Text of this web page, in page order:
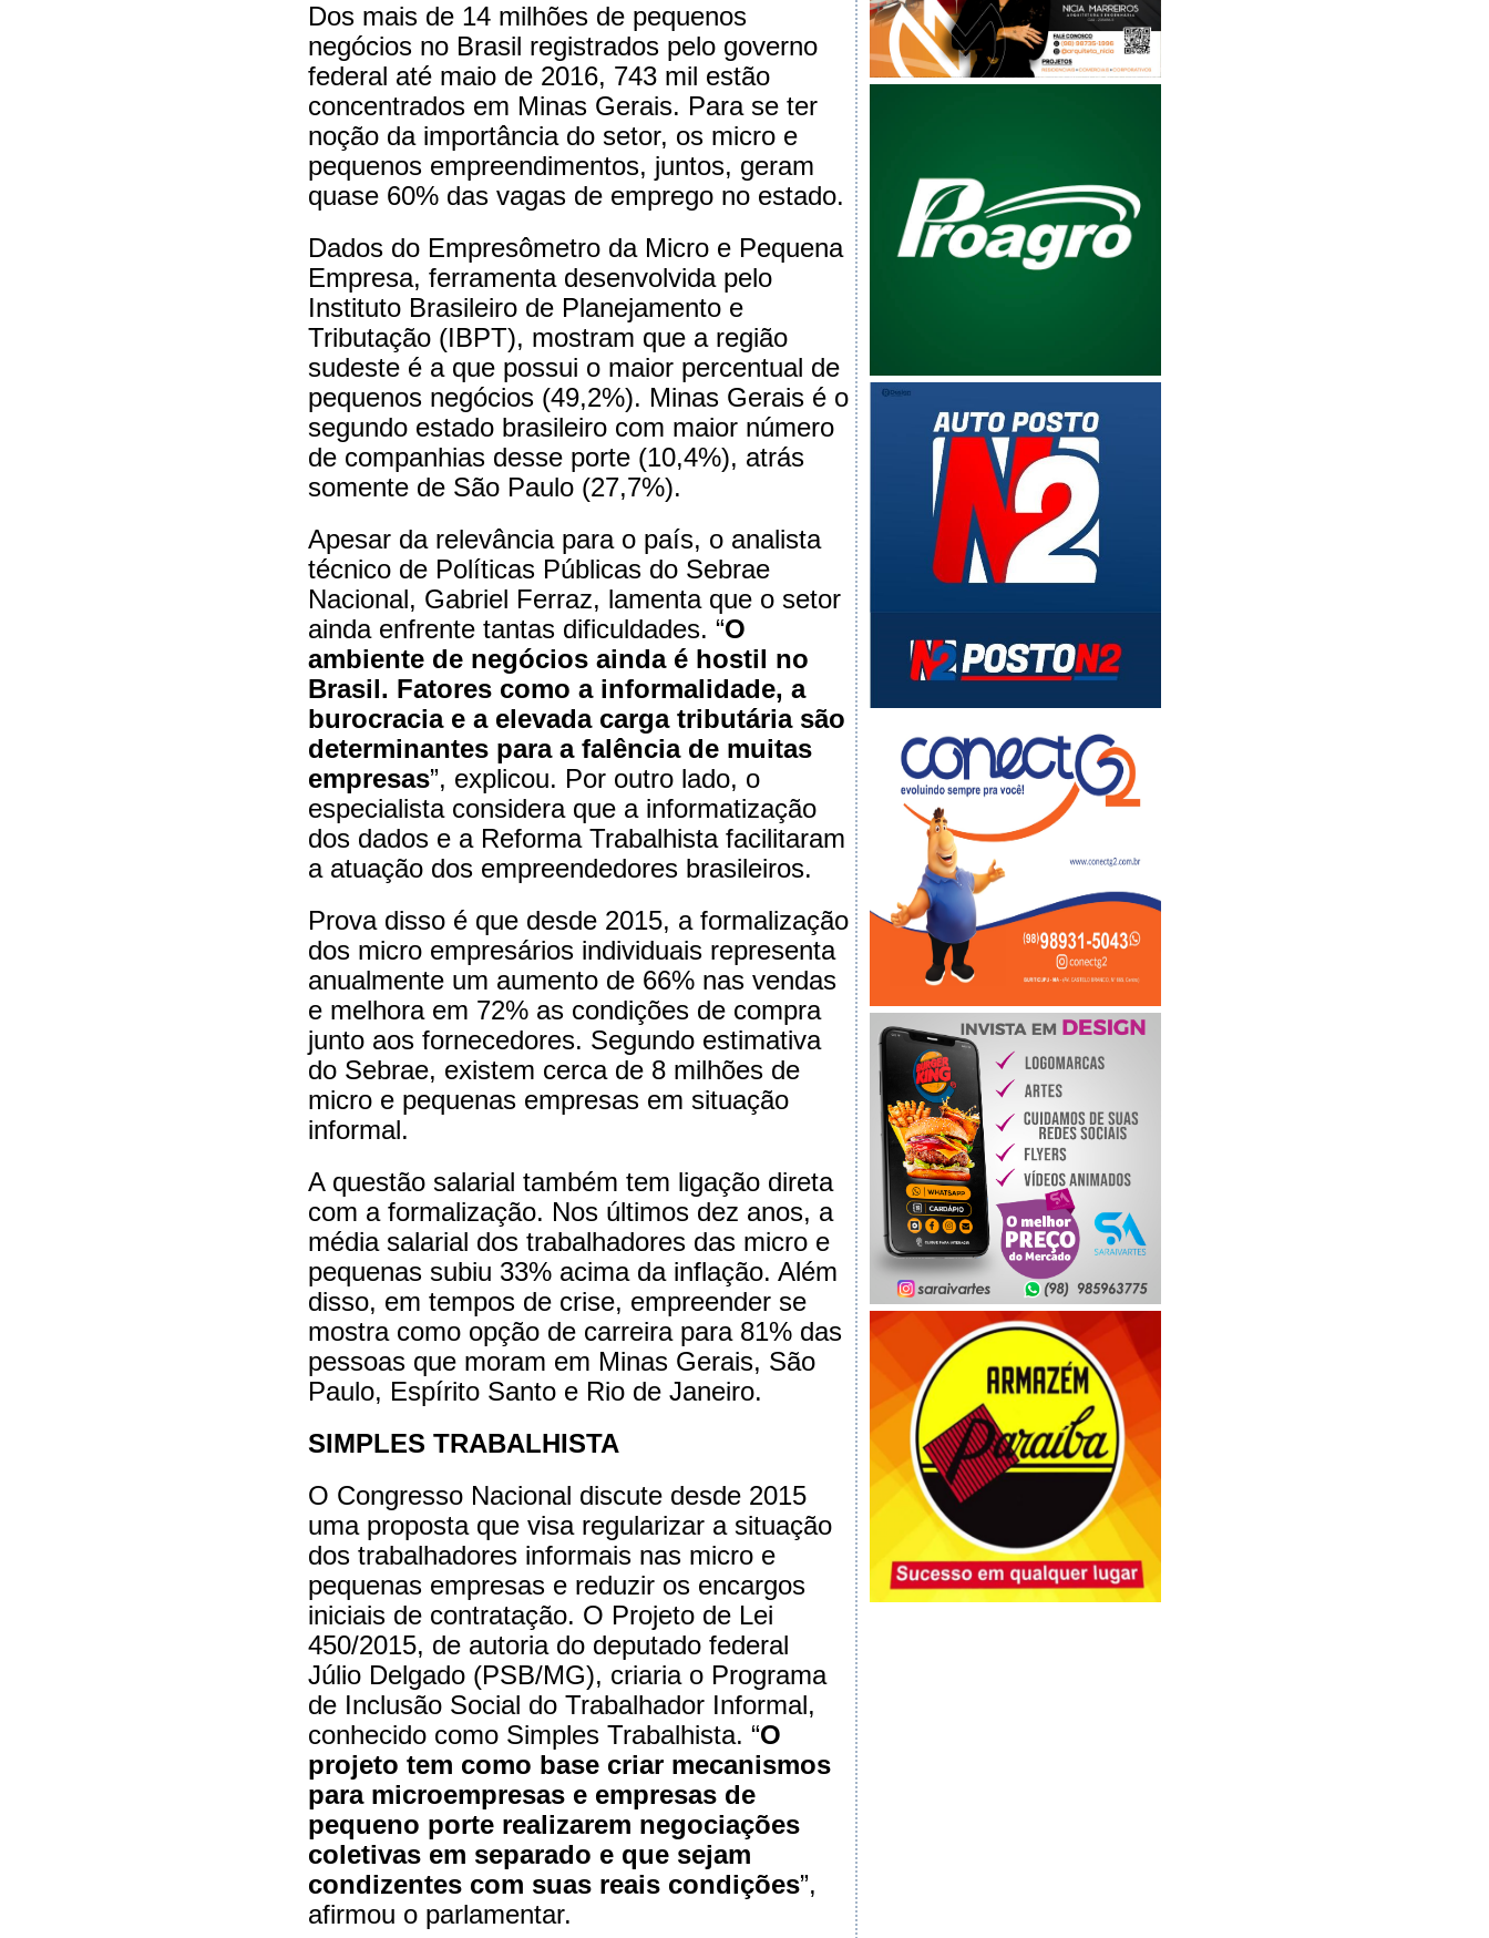
Dos mais de 14 milhões de pequenos
negócios no Brasil registrados pelo governo
federal até maio de 2016, 743 mil estão
concentrados em Minas Gerais. Para se ter
noção da importância do setor, os micro e
pequenos empreendimentos, juntos, geram
quase 60% das vagas de emprego no estado.
Dados do Empresômetro da Micro e Pequena
Empresa, ferramenta desenvolvida pelo
Instituto Brasileiro de Planejamento e
Tributação (IBPT), mostram que a região
sudeste é a que possui o maior percentual de
pequenos negócios (49,2%). Minas Gerais é o
segundo estado brasileiro com maior número
de companhias desse porte (10,4%), atrás
somente de São Paulo (27,7%).
Apesar da relevância para o país, o analista
técnico de Políticas Públicas do Sebrae
Nacional, Gabriel Ferraz, lamenta que o setor
ainda enfrente tantas dificuldades. “O
ambiente de negócios ainda é hostil no
Brasil. Fatores como a informalidade, a
burocracia e a elevada carga tributária são
determinantes para a falência de muitas
empresas”, explicou. Por outro lado, o
especialista considera que a informatização
dos dados e a Reforma Trabalhista facilitaram
a atuação dos empreendedores brasileiros.
Prova disso é que desde 2015, a formalização
dos micro empresários individuais representa
anualmente um aumento de 66% nas vendas
e melhora em 72% as condições de compra
junto aos fornecedores. Segundo estimativa
do Sebrae, existem cerca de 8 milhões de
micro e pequenas empresas em situação
informal.
A questão salarial também tem ligação direta
com a formalização. Nos últimos dez anos, a
média salarial dos trabalhadores das micro e
pequenas subiu 33% acima da inflação. Além
disso, em tempos de crise, empreender se
mostra como opção de carreira para 81% das
pessoas que moram em Minas Gerais, São
Paulo, Espírito Santo e Rio de Janeiro.
SIMPLES TRABALHISTA
O Congresso Nacional discute desde 2015
uma proposta que visa regularizar a situação
dos trabalhadores informais nas micro e
pequenas empresas e reduzir os encargos
iniciais de contratação. O Projeto de Lei
450/2015, de autoria do deputado federal
Júlio Delgado (PSB/MG), criaria o Programa
de Inclusão Social do Trabalhador Informal,
conhecido como Simples Trabalhista. “O
projeto tem como base criar mecanismos
para microempresas e empresas de
pequeno porte realizarem negociações
coletivas em separado e que sejam
condizentes com suas reais condições”,
afirmou o parlamentar.